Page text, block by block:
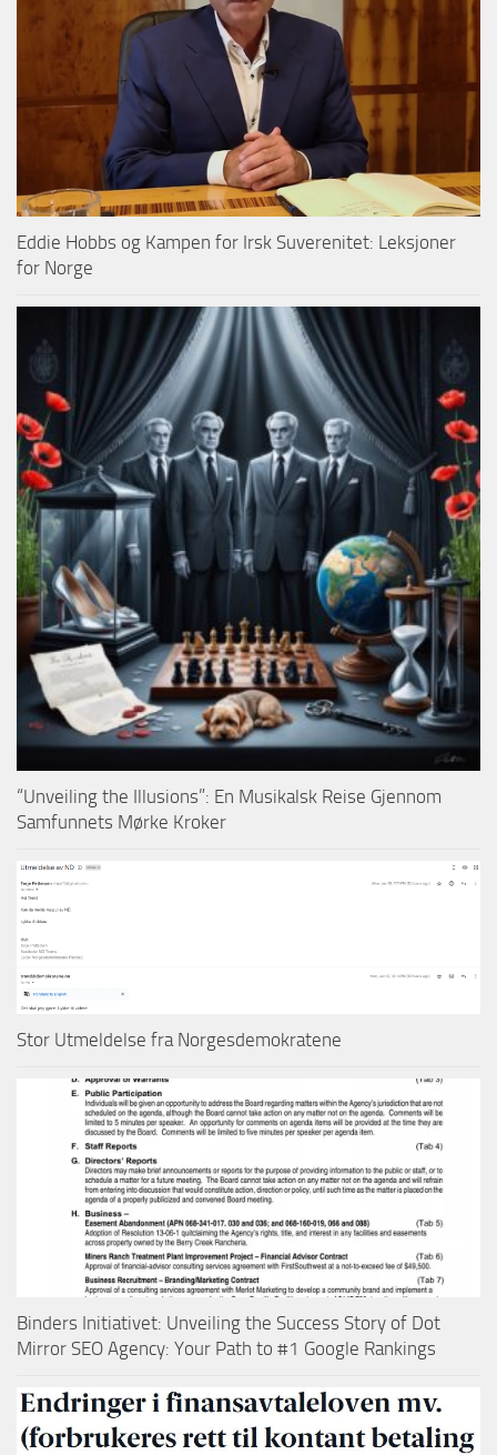
Eddie Hobbs og Kampen for Irsk Suverenitet: Leksjoner
for Norge
“Unveiling the Illusions”: En Musikalsk Reise Gjennom
Samfunnets Mørke Kroker
Stor Utmeldelse fra Norgesdemokratene
Binders Initiativet: Unveiling the Success Story of Dot
Mirror SEO Agency: Your Path to #1 Google Rankings